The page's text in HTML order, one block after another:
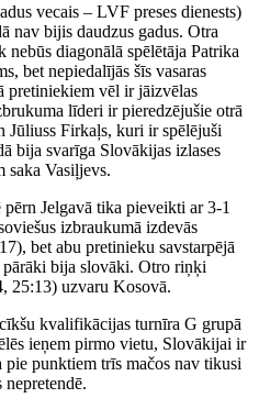
vecais – LVF preses dienests)
nav bijis daudzus gadus. Otra
diagonālā spēlētāja Patrika
bet nepiedalījās šīs vasaras
pretiniekiem vēl ir jāizvēlas
līderi ir pieredzējušie otrā
Jūliuss Firkaļs, kuri ir spēlējuši
bija svarīga Slovākijas izlases
saka Vasiļjevs.
Jelgavā tika pieveikti ar 3-1
izbraukumā izdevās
bet abu pretinieku savstarpējā
bija slovāki. Otro riņķi
25:13) uzvaru Kosovā.
kvalifikācijas turnīra G grupā
ieņem pirmo vietu, Slovākijai ir
punktiem trīs mačos nav tikusi